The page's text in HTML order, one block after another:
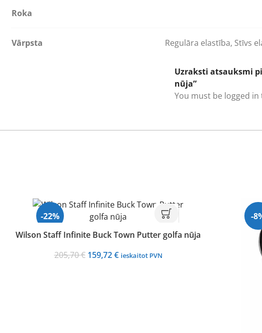
Roka
Vārpsta Regulāra elastība, Stīvs
Uzraksti atsauksmi
nūja”
You must be logged in
-22%
Wilson Staff Infinite Buck Town Putter golfa nūja
205,70€ Original
159,72€Current
ieskaitot PVN
-